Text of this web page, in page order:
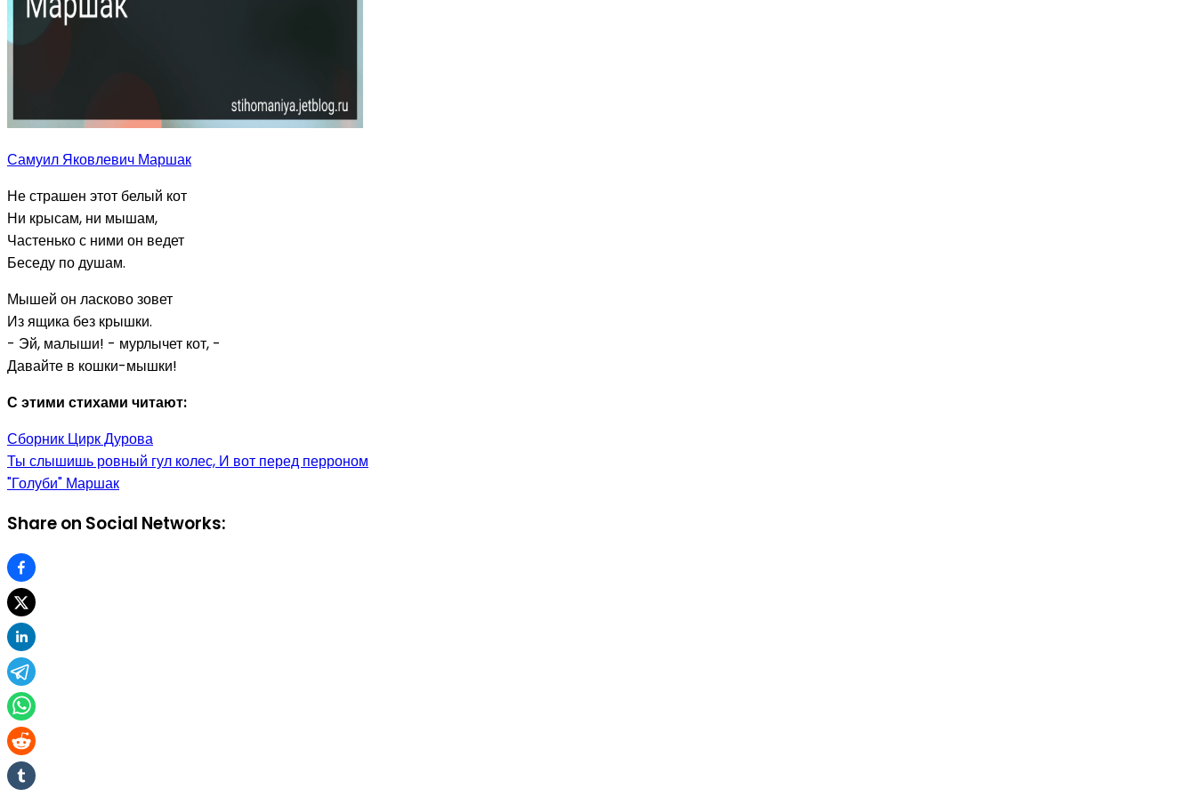
Самуил Яковлевич Маршак
Не страшен этот белый кот
Ни крысам, ни мышам,
Частенько с ними он ведет
Беседу по душам.
Мышей он ласково зовет
Из ящика без крышки.
- Эй, малыши! - мурлычет кот, -
Давайте в кошки-мышки!
С этими стихами читают:
Сборник Цирк Дурова
Ты слышишь ровный гул колес, И вот перед перроном
"Голуби" Маршак
Share on Social Networks: